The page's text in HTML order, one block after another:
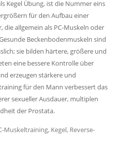
Kegel Übung, ist die Nummer eins
für den Aufbau einer
allgemein als PC-Muskeln oder
Beckenbodenmuskeln sind
sie bilden härtere, größere und
eine bessere Kontrolle über
erzeugen stärkere und
für den Mann verbessert das
sexueller Ausdauer, multiplen
der Prostata.
Muskeltraining Kegel Reverse-